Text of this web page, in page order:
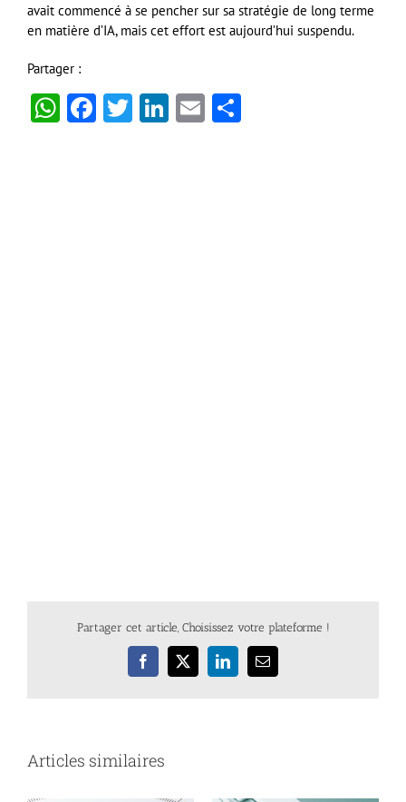
avait commencé à se pencher sur sa stratégie de long terme
en matière d’IA, mais cet effort est aujourd’hui suspendu.
Partager :
WhatsApp
Facebook
Twitter
LinkedIn
Email
Partager cet article, Choisissez votre plateforme !
Facebook
X LinkedInEmail
Articles similaires